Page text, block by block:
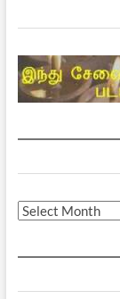
முந்தைய